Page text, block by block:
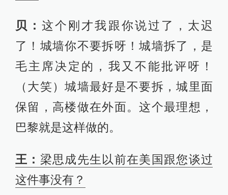
贝：这个刚才我跟你说过了，太迟
了！城墙你不要拆呀！城墙拆了，是
毛主席决定的，我又不能批评呀！
（大笑）城墙最好是不要拆，城里面
保留，高楼做在外面。这个最理想，
巴黎就是这样做的。
王： 梁思成先生以前在美国跟您谈过
这件事没有？